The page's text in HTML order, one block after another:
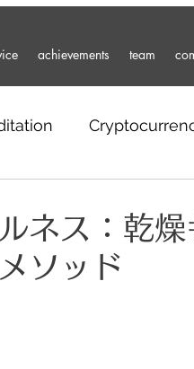
achievements team
Sustainability
ネス：乾燥
ソッド